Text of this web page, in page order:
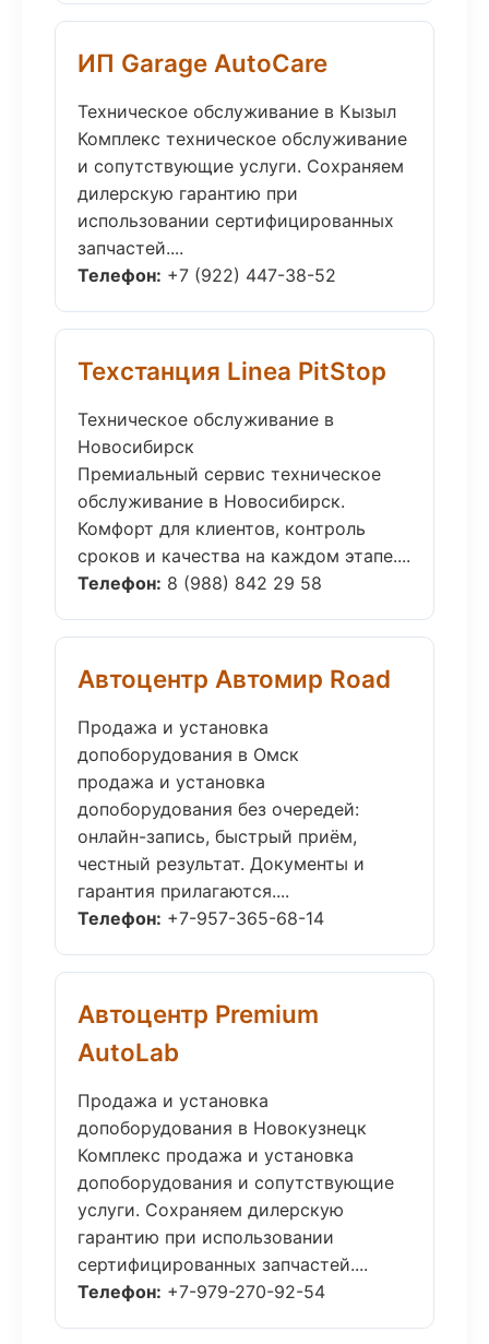
ИП Garage AutoCare
Техническое обслуживание в Кызыл
Комплекс техническое обслуживание
и сопутствующие услуги. Сохраняем
дилерскую гарантию при
использовании сертифицированных
запчастей....
Телефон: +7 (922) 447-38-52
Техстанция Linea PitStop
Техническое обслуживание в
Новосибирск
Премиальный сервис техническое
обслуживание в Новосибирск.
Комфорт для клиентов, контроль
сроков и качества на каждом этапе....
Телефон: 8 (988) 842 29 58
Автоцентр Автомир Road
Продажа и установка
допоборудования в Омск
продажа и установка
допоборудования без очередей:
онлайн-запись, быстрый приём,
честный результат. Документы и
гарантия прилагаются....
Телефон: +7-957-365-68-14
Автоцентр Premium
AutoLab
Продажа и установка
допоборудования в Новокузнецк
Комплекс продажа и установка
допоборудования и сопутствующие
услуги. Сохраняем дилерскую
гарантию при использовании
сертифицированных запчастей....
Телефон: +7-979-270-92-54